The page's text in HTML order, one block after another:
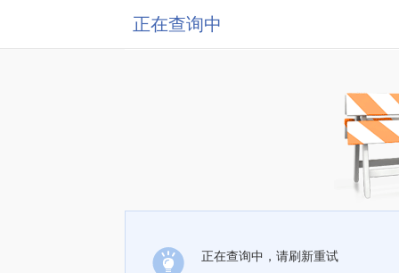
正在查询中
正在查询中，请刷新重试